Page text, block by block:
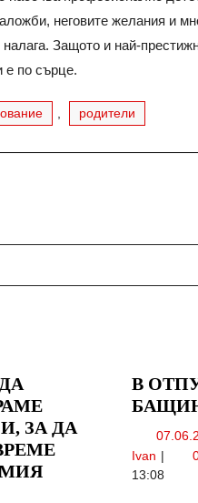
неговите желания и
Защото и най-
е по сърце.
родители
ЗА ДА
В
Ivan В
отпуск
13:08